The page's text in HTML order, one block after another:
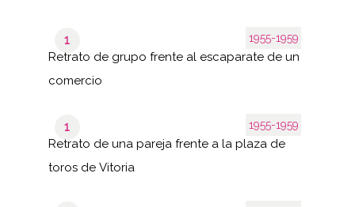
1955-1959
1
Retrato de grupo frente al escaparate de un
comercio
1955-1959
1
Retrato de una pareja frente a la plaza de
toros de Vitoria